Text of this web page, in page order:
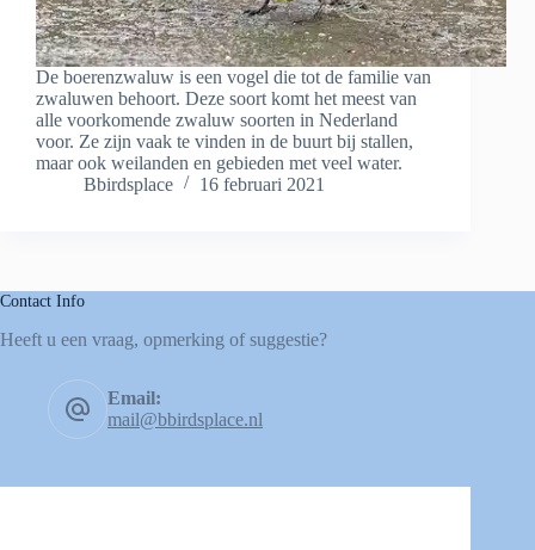
De boerenzwaluw is een vogel die tot de familie van
zwaluwen behoort. Deze soort komt het meest van
alle voorkomende zwaluw soorten in Nederland
voor. Ze zijn vaak te vinden in de buurt bij stallen,
maar ook weilanden en gebieden met veel water.
Bbirdsplace
16 februari 2021
Contact Info
Heeft u een vraag, opmerking of suggestie?
Email:
mail@bbirdsplace.nl